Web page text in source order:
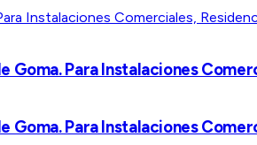
Para Instalaciones
Para Instalaciones